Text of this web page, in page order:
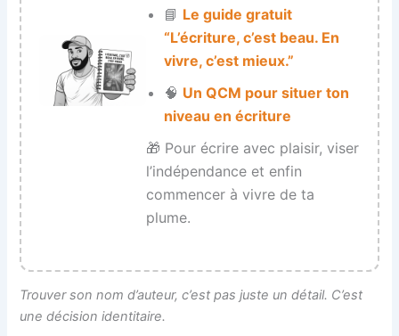
📘 Le guide gratuit
“L’écriture, c’est beau. En
vivre, c’est mieux.”
🧠 Un QCM pour situer ton
niveau en écriture
🎁 Pour écrire avec plaisir, viser
l’indépendance et enfin
commencer à vivre de ta
plume.
Trouver son nom d’auteur, c’est pas juste un détail. C’est
une décision identitaire.